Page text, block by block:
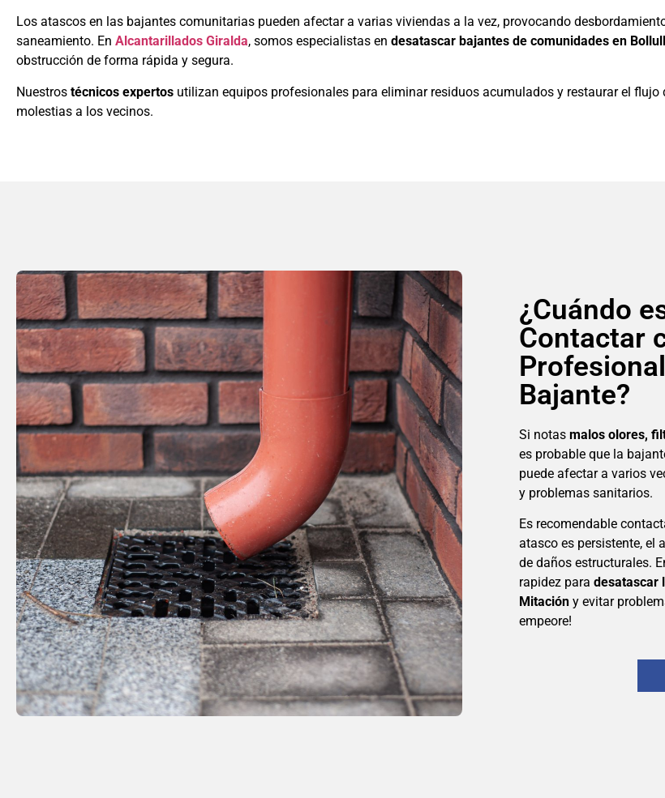
Los atascos en las bajantes comunitarias pueden afectar a varias viviendas a la vez, provocando
saneamiento. En Alcantarillados Giralda, somos especialistas en desatascar bajantes de comunidades en
obstrucción de forma rápida y segura.
Nuestros técnicos expertos utilizan equipos profesionales para eliminar residuos acumulados y restaurar el
molestias a los vecinos.
¿Cuándo
Contactar
Bajante?
Si notas malos olores,
es probable que la
puede afectar a varios
y problemas sanitarios.
Es recomendable
atasco es persistente, el
de daños estructurales.
rapidez para desatascar
Mitación y evitar
empeore!